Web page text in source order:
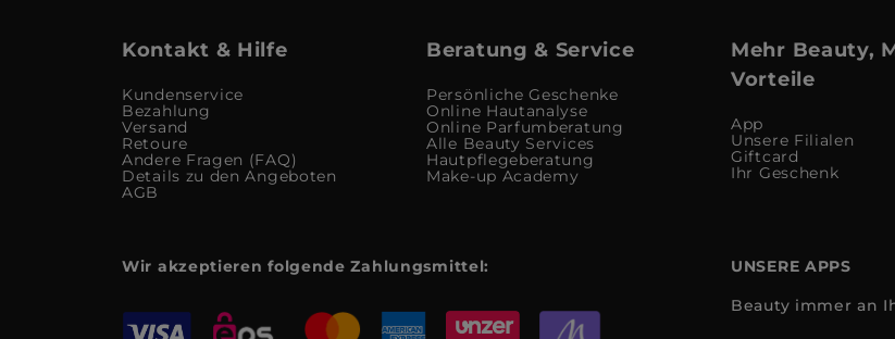
Kontakt & Hilfe
Kundenservice
Bezahlung
Versand
Retoure
Andere Fragen (FAQ)
Details zu den Angeboten
AGB
Beratung & Service
Persönliche Geschenke
Online Hautanalyse
Online Parfumberatung
Alle Beauty Services
Hautpflegeberatung
Make-up Academy
Mehr Beauty,
Vorteile
App
Unsere Filialen
Giftcard
Ihr Geschenk
Wir akzeptieren folgende Zahlungsmittel:
UNSERE APPS
Beauty immer an